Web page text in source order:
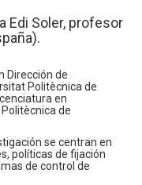
Edi Soler, profesor
Dirección de
Politècnica de
en
de
se centran en
políticas de fijación
de control de